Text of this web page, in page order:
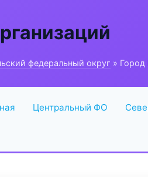
федеральный округ » Город
Центральный ФО